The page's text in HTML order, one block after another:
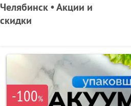
Челябинск • Акции и
скидки
-100%